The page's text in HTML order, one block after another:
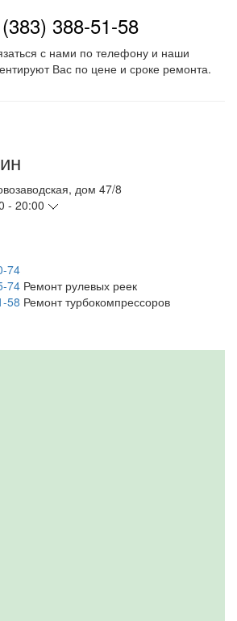
388-51-58
с нами по телефону и наши
Вас по цене и сроке ремонта.
дом 47/8
- 20:00
74
74 Ремонт рулевых реек
58 Ремонт турбокомпрессоров